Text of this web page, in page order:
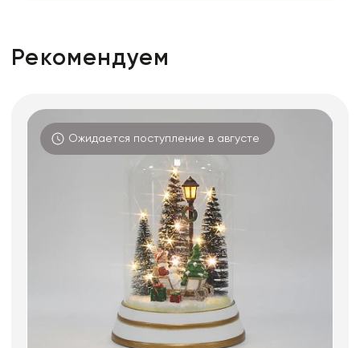
Рекомендуем
Ожидается поступление в августе